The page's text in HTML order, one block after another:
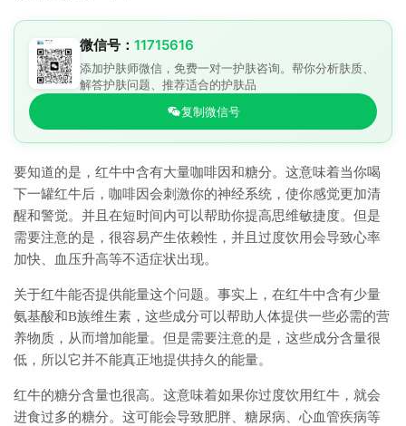
微信号： 11715616
添加护肤师微信，免费一对一护肤咨询。帮你分析肤质、
解答护肤问题、推荐适合的护肤品
复制微信号
要知道的是，红牛中含有大量咖啡因和糖分。这意味着当你喝
下一罐红牛后，咖啡因会刺激你的神经系统，使你感觉更加清
醒和警觉。并且在短时间内可以帮助你提高思维敏捷度。但是
需要注意的是，很容易产生依赖性，并且过度饮用会导致心率
加快、血压升高等不适症状出现。
关于红牛能否提供能量这个问题。事实上，在红牛中含有少量
氨基酸和B族维生素，这些成分可以帮助人体提供一些必需的营
养物质，从而增加能量。但是需要注意的是，这些成分含量很
低，所以它并不能真正地提供持久的能量。
红牛的糖分含量也很高。这意味着如果你过度饮用红牛，就会
进食过多的糖分。这可能会导致肥胖、糖尿病、心血管疾病等